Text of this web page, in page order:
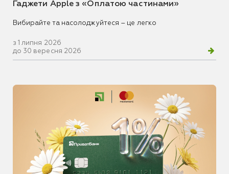
Гаджети Apple з «Оплатою частинами»
Вибирайте та насолоджуйтеся – це легко
з 1 липня 2026
до 30 вересня 2026